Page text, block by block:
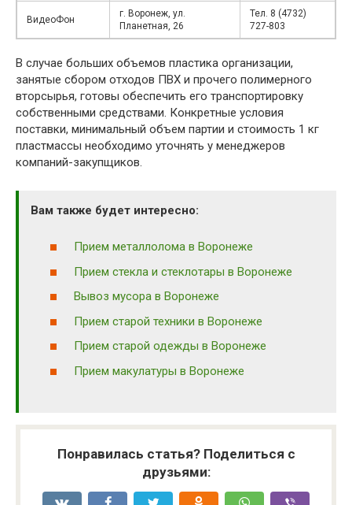
ВидеоФон
г. Воронеж, ул.
Планетная, 26
Тел. 8 (4732)
727-803
В случае больших объемов пластика организации,
занятые сбором отходов ПВХ и прочего полимерного
вторсырья, готовы обеспечить его транспортировку
собственными средствами. Конкретные условия
поставки, минимальный объем партии и стоимость 1 кг
пластмассы необходимо уточнять у менеджеров
компаний-закупщиков.
Вам также будет интересно:
Прием металлолома в Воронеже
Прием стекла и стеклотары в Воронеже
Вывоз мусора в Воронеже
Прием старой техники в Воронеже
Прием старой одежды в Воронеже
Прием макулатуры в Воронеже
Понравилась статья? Поделиться с
друзьями: